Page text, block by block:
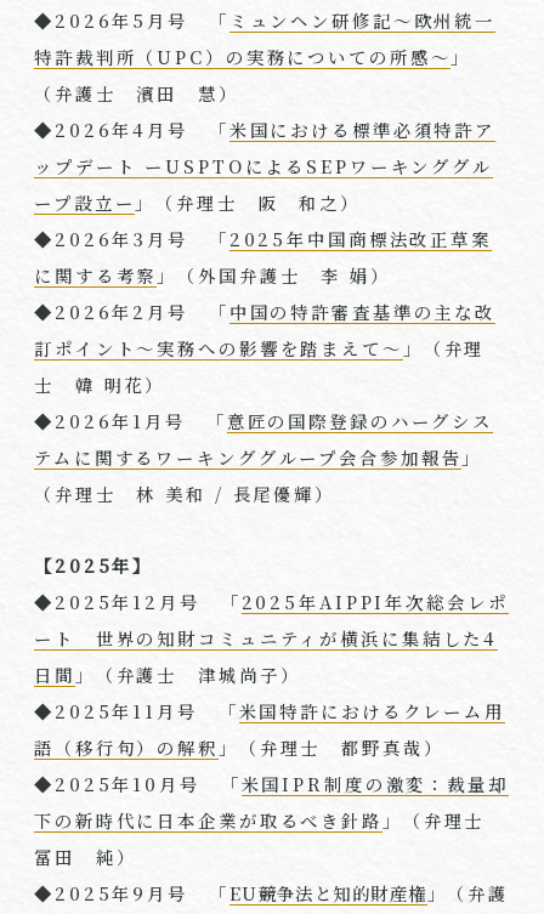
◆2026年5月号 「 ミュンヘン研修記〜欧州統一
特許裁判所（UPC）の実務についての所感〜 」
（弁護士 濱田 慧）
◆2026年4月号 「米国における標準必須特許ア
ップデート ーUSPTOによるSEPワーキンググル
ープ設立ー 」（弁理⼠ 阪 和之）
◆2026年3月号 「2025年中国商標法改正草案
に関する考察 」（外国弁護士 李 娟）
◆2026年2月号 「中国の特許審査基準の主な改
訂ポイント～実務への影響を踏まえて～ 」（弁理
士 韓 明花）
◆2026年1月号 「意匠の国際登録のハーグシス
テムに関するワーキンググループ会合参加報告 」
（弁理士 林 美和 / 長尾優輝）
【2025年】
◆2025年12月号 「2025年AIPPI年次総会レポ
ート 世界の知財コミュニティが横浜に集結した4
日間 」（弁護士 津城尚子）
◆2025年11月号 「米国特許におけるクレーム用
語（移行句）の解釈 」（弁理⼠ 都野真哉）
◆2025年10月号 「米国IPR制度の激変：裁量却
下の新時代に日本企業が取るべき針路 」（弁理⼠
冨田 純）
◆2025年9月号 「EU競争法と知的財産権 」（弁護